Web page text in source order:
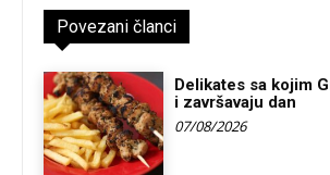
Povezani članci
Delikates sa kojim
i završavaju dan
07/08/2026